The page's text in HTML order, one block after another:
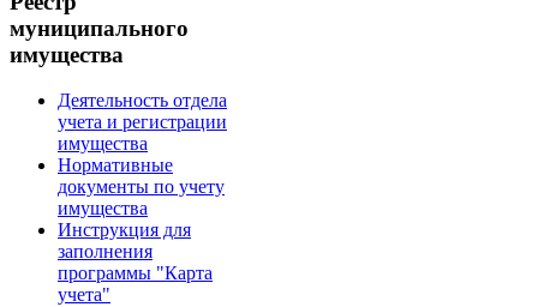
муниципального
имущества
Деятельность отдела
учета и регистрации
имущества
Нормативные
документы по учету
имущества
Инструкция для
заполнения
программы "Карта
учета"